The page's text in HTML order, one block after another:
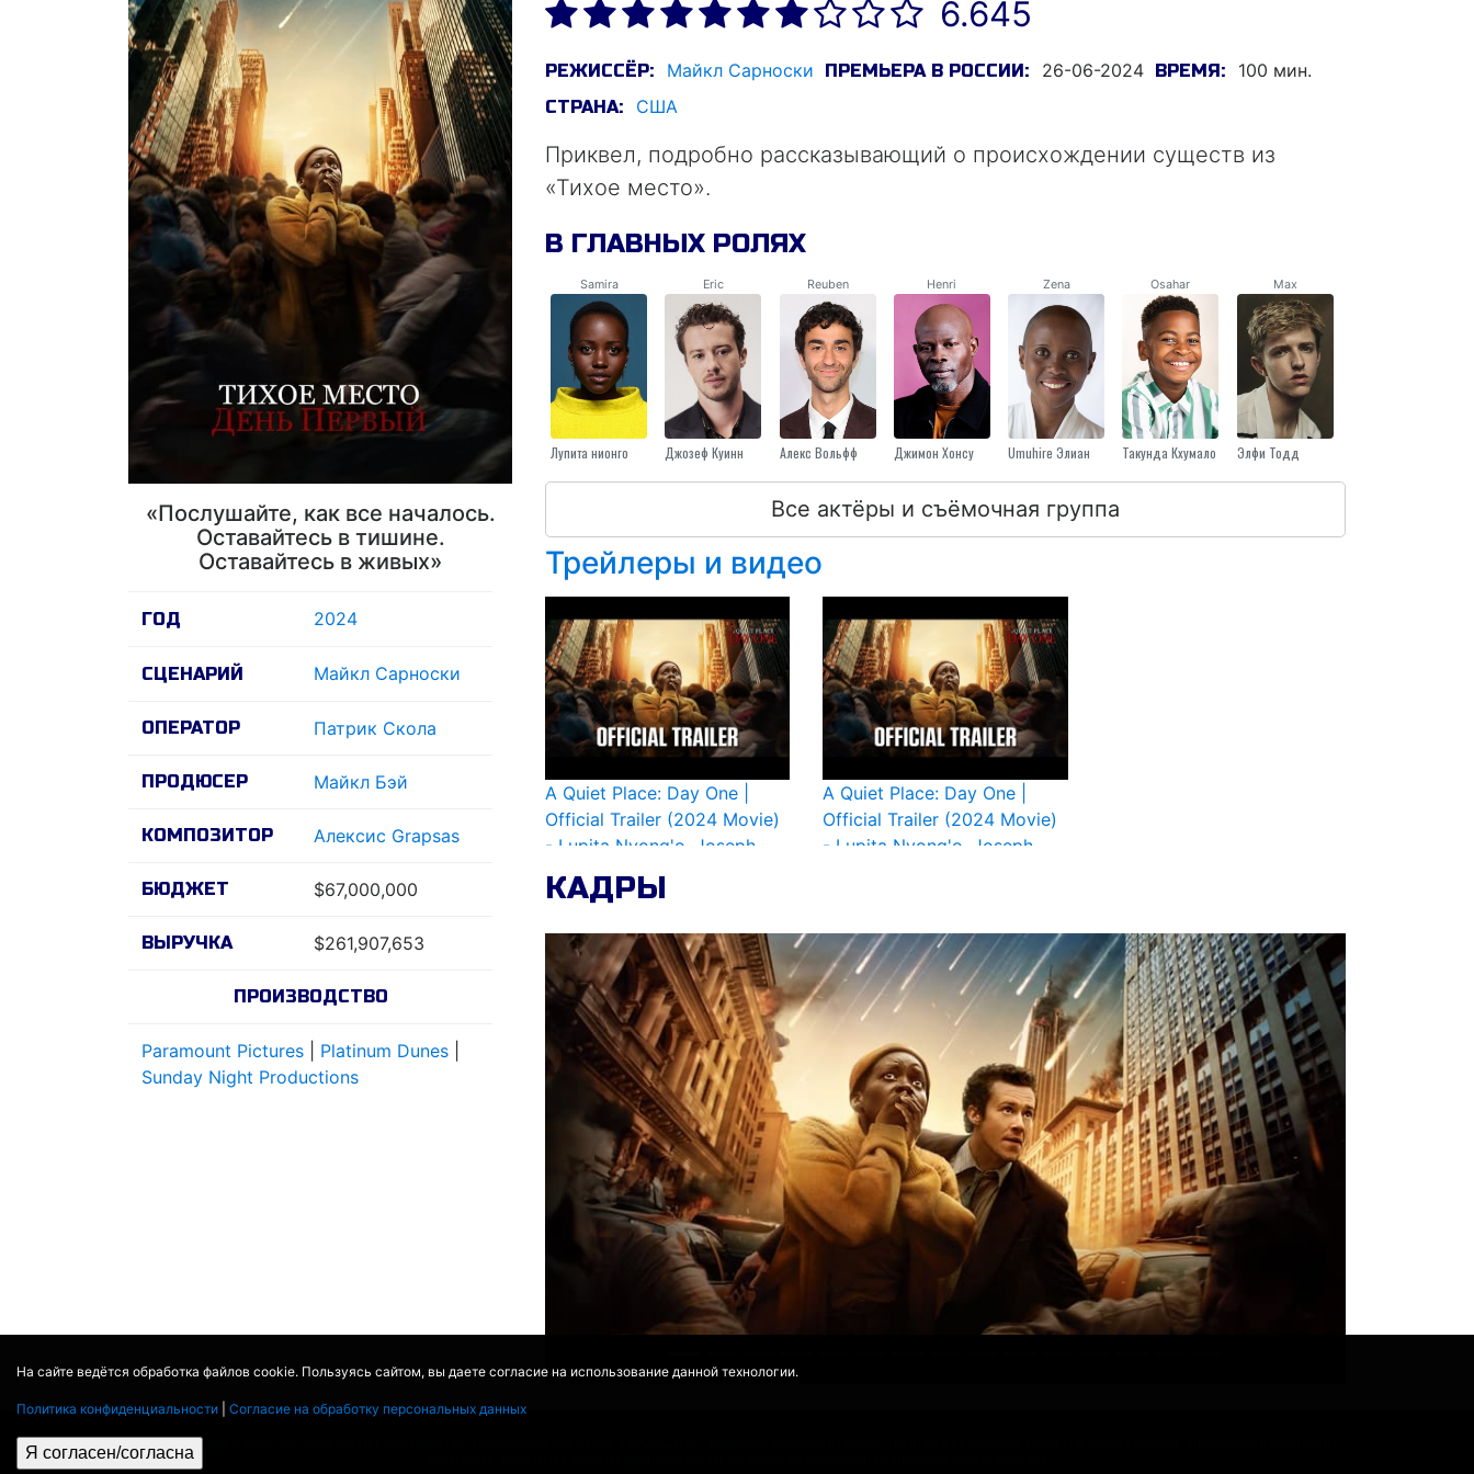
На сайте ведётся обработка файлов cookie. Пользуясь сайтом, вы даете согласие на использование данной технологии.
Политика конфиденциальности Согласие на обработку персональных данных
Я согласен/согласна
«Послушайте, как все началось.
Оставайтесь в тишине.
Оставайтесь в живых»
ГОД 2024
СЦЕНАРИЙ Майкл Сарноски
ОПЕРАТОР Патрик Скола
ПРОДЮСЕР Майкл Бэй
КОМПОЗИТОР Алексис Grapsas
БЮДЖЕТ $67,000,000
ВЫРУЧКА $261,907,653
ПРОИЗВОДСТВО
Paramount Pictures Platinum Dunes
Sunday Night Productions
6.645
РЕЖИССЁР: Майкл Сарноски ПРЕМЬЕРА В РОССИИ: 26-06-2024 ВРЕМЯ: 100 мин.
СТРАНА: США
Приквел, подробно рассказывающий о происхождении существ из
«Тихое место».
В ГЛАВНЫХ РОЛЯХ
Samira
Лупита нионго
Eric
Джозеф Куинн
Reuben
Алекс Вольфф
Henri
Джимон Хонсу
Zena
Umuhire Элиан
Osahar
Такунда Кхумало
Max
Элфи Тодд
Все актёры и съёмочная группа
Трейлеры и видео
A Quiet Place: Day One |
Official Trailer (2024 Movie)
- Lupita Nyong'o, Joseph
Quinn
A Quiet Place: Day One |
Official Trailer (2024 Movie)
- Lupita Nyong'o, Joseph
КАДРЫ